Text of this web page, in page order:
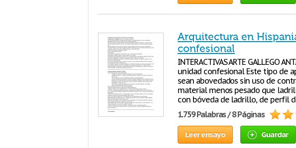
Arquitectura en
confesional
INTERACTIVAS ARTE GALLEGO
unidad confesional Este tipo de
sean abovedados sin uso de
material menos pesado que
con bóveda de ladrillo, de perfil
1.759 Palabras / 8 Páginas
Leer ensayo Guardar